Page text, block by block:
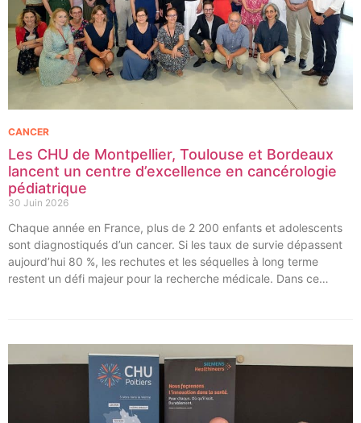
Les CHU de Montpellier, Toulouse et Bordeaux
lancent un centre d’excellence en cancérologie
pédiatrique
30 Juin 2026
CANCER
Chaque année en France, plus de 2 200 enfants et adolescents
sont diagnostiqués d’un cancer. Si les taux de survie dépassent
aujourd’hui 80 %, les rechutes et les séquelles à long terme
restent un défi majeur pour la recherche médicale. Dans ce
cancers pédiatriques.